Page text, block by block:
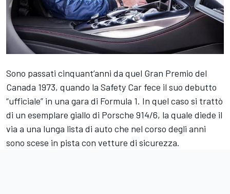
Sono passati cinquant’anni da quel Gran Premio del
Canada 1973, quando la Safety Car fece il suo debutto
“ufficiale” in una gara di Formula 1. In quel caso si trattò
di un esemplare giallo di Porsche 914/6, la quale diede il
via a una lunga lista di auto che nel corso degli anni
sono scese in pista con vetture di sicurezza.